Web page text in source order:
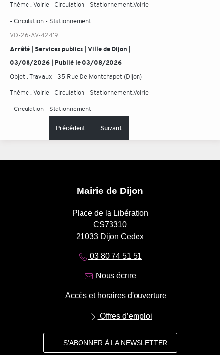
Thème :Voirie - Circulation - Stationnement;Voirie
- Circulation - Stationnement
VD-26-AV-42419
Arrêté | Services publics | Ville de Dijon |
03/08/2026 | Publié le 03/08/2026
Objet :Travaux - 35 Rue De Montchapet (Dijon)
Thème :Voirie - Circulation - Stationnement;Voirie
- Circulation - Stationnement
Précédent Suivant
Mairie de Dijon
Place de la Libération
CS73310
21033 Dijon Cedex
03 80 74 51 51
Nous écrire
Accès et horaires d'ouverture
Offres d’emploi
S'ABONNER À LA NEWSLETTER